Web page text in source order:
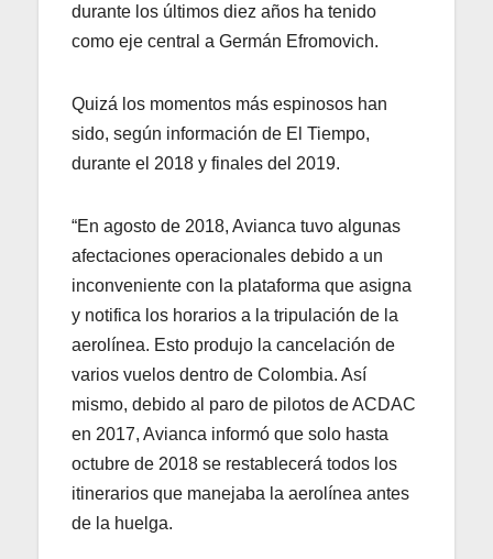
durante los últimos diez años ha tenido
como eje central a Germán Efromovich.
Quizá los momentos más espinosos han
sido, según información de El Tiempo,
durante el 2018 y finales del 2019.
“En agosto de 2018, Avianca tuvo algunas
afectaciones operacionales debido a un
inconveniente con la plataforma que asigna
y notifica los horarios a la tripulación de la
aerolínea. Esto produjo la cancelación de
varios vuelos dentro de Colombia. Así
mismo, debido al paro de pilotos de ACDAC
en 2017, Avianca informó que solo hasta
octubre de 2018 se restablecerá todos los
itinerarios que manejaba la aerolínea antes
de la huelga.